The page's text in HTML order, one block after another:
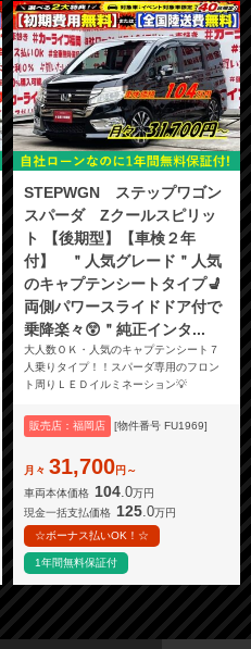
STEPWGN ステップワゴン
スパーダ Zクールスピリッ
ト 【後期型】【車検２年
付】 ＂人気グレード＂人気
のキャプテンシートタイプ💺
両側パワースライドドア付で
乗降楽々😲＂純正インタ...
大人数ＯＫ・人気のキャプテンシート７
人乗りタイプ！！スパーダ専用のフロン
ト周りＬＥＤイルミネーション💡
販売店：福岡店 [物件番号 FU1969]
月々 31,700円～
車両本体価格 104 .0万円
現金一括支払価格 125.0万円
☆ボーナス払いOK！☆
1年間無料保証付